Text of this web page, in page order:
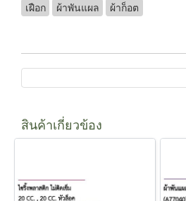
เฝือก ผ้าพันแผล ผ้าก็อต
สินค้าเกี่ยวข้อง